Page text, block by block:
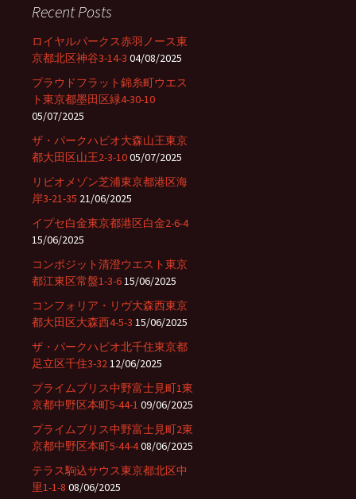
h
f
o
:
Recent Posts
ロイヤルパークス赤羽ノース東
京都北区神谷3-14-3 04/08/2025
プラウドフラット錦糸町ウエス
ト東京都墨田区緑4-30-10
05/07/2025
ザ・パークハビオ大森山王東京
都大田区山王2-3-1005/07/2025
リビオメゾン芝浦東京都港区海
岸3-21-35 21/06/2025
イプセ白金東京都港区白金2-6-4
15/06/2025
コンポジット清澄ウエスト東京
都江東区常盤1-3-615/06/2025
コンフォリア・リヴ大森西東京
都大田区大森西4-5-3 15/06/2025
ザ・パークハビオ北千住東京都
足立区千住3-3212/06/2025
プライムブリス中野富士見町1東
京都中野区本町5-44-1 09/06/2025
プライムブリス中野富士見町2東
京都中野区本町5-44-408/06/2025
テラス駒込サウス東京都北区中
里1-1-8 08/06/2025